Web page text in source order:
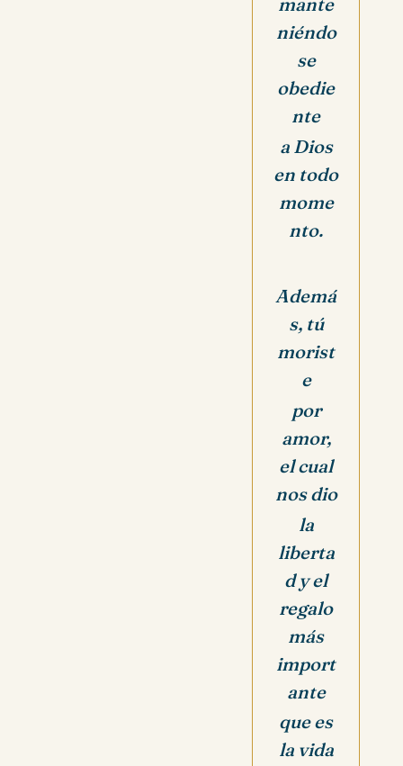
niéndo
se
obedie
nte
a Dios
en todo
mome
nto.
Ademá
s, tú
morist
e
por
amor,
el cual
nos dio
la
liberta
d y el
regalo
más
import
ante
que es
la vida